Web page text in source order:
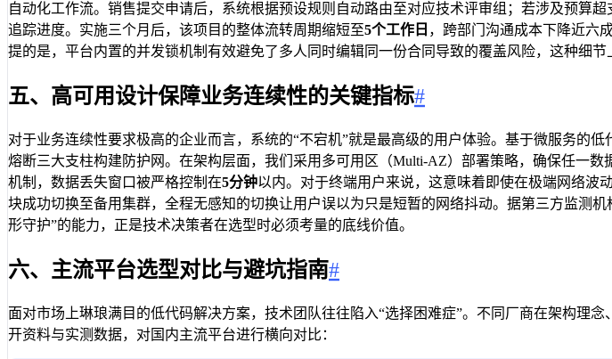
自动化工作流。销售提交申请后，系统根据预设规则自动路由至对应技术评审组；若涉及预算
追踪进度。实施三个月后，该项目的整体流转周期缩短至5个工作日 ，跨部门沟通成本下降近六
提的是，平台内置的并发锁机制有效避免了多人同时编辑同一份合同导致的覆盖风险，这种细
五、高可用设计保障业务连续性的关键指标#
对于业务连续性要求极高的企业而言，系统的“不宕机”就是最高级的用户体验。基于微服务的
熔断三大支柱构建防护网。在架构层面，我们采用多可用区（Multi-AZ）部署策略，确保任一
机制，数据丢失窗口被严格控制在5分钟以内。对于终端用户来说，这意味着即使在极端网络波
块成功切换至备用集群，全程无感知的切换让用户误以为只是短暂的网络抖动。据第三方监测
形守护”的能力，正是技术决策者在选型时必须考量的底线价值。
六、主流平台选型对比与避坑指南#
面对市场上琳琅满目的低代码解决方案，技术团队往往陷入“选择困难症”。不同厂商在架构理
开资料与实测数据，对国内主流平台进行横向对比：